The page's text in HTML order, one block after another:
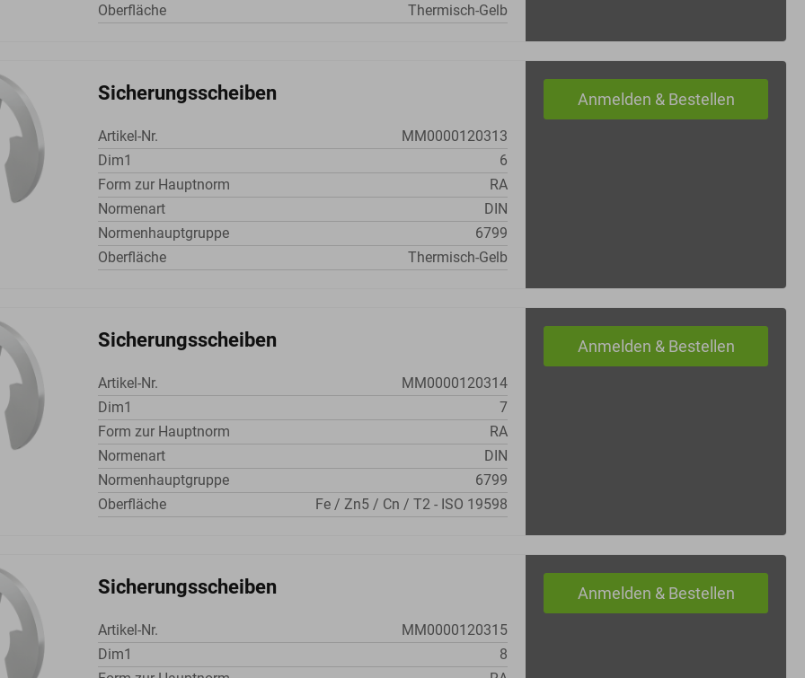
Oberfläche
Thermisch-Gelb
Sicherungsscheiben
Artikel-Nr.
MM0000120313
Dim1
6
Form zur Hauptnorm
RA
Normenart
DIN
Normenhauptgruppe
6799
Oberfläche
Thermisch-Gelb
Sicherungsscheiben
Artikel-Nr.
MM0000120314
Dim1
7
Form zur Hauptnorm
RA
Normenart
DIN
Normenhauptgruppe
6799
Oberfläche
Fe / Zn5 / Cn / T2 - ISO 19598
Sicherungsscheiben
Artikel-Nr.
MM0000120315
Dim1
8